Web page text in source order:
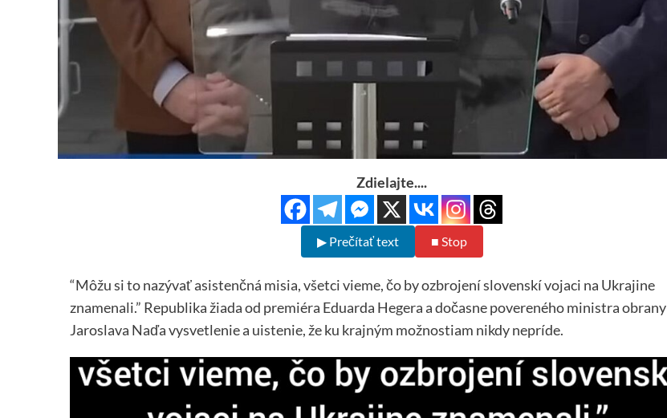
Zdielajte....
▶ Prečítať text ■ Stop
“Môžu si to nazývať asistenčná misia, všetci vieme, čo by ozbrojení slovenskí vojaci na Ukrajine
znamenali.” Republika žiada od premiéra Eduarda Hegera a dočasne povereného ministra obrany
Jaroslava Naďa vysvetlenie a uistenie, že ku krajným možnostiam nikdy nepríde.